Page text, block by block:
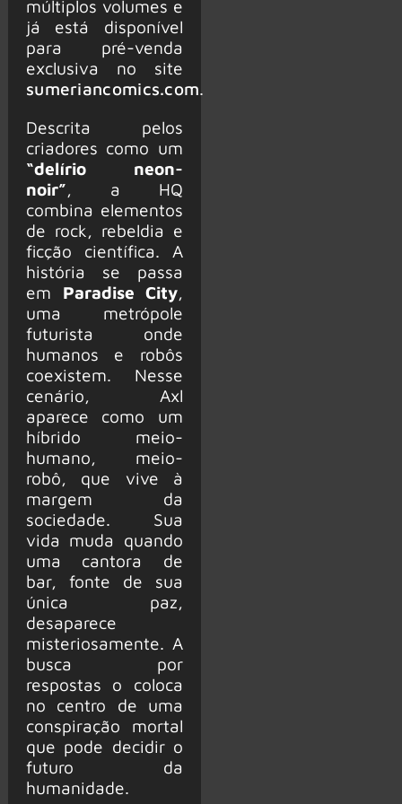
múltiplos volumes e
já está disponível
para pré-venda
exclusiva no site
sumeriancomics.com.
Descrita pelos
criadores como um
“delírio neon-
noir” , a HQ
combina elementos
de rock, rebeldia e
ficção científica. A
história se passa
em Paradise City
uma metrópole
futurista onde
humanos e robôs
coexistem. Nesse
cenário, Axl
aparece como um
híbrido meio-
humano, meio-
robô, que vive à
margem da
sociedade. Sua
vida muda quando
uma cantora de
bar, fonte de sua
única paz,
desaparece
misteriosamente. A
busca por
respostas o coloca
no centro de uma
conspiração mortal
que pode decidir o
futuro da
humanidade.